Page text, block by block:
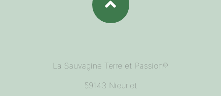
La Sauvagine Terre et Passion®
59143 Nieurlet